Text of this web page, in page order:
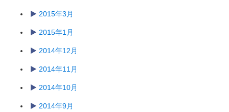
2015年3月
2015年1月
2014年12月
2014年11月
2014年10月
2014年9月